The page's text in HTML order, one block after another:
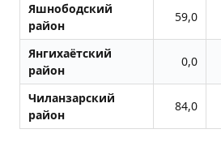
Яшнободский
район
59,0
Янгихаётский
район
0,0
Чиланзарский
район
84,0